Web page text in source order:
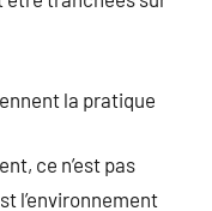
la pratique
ce n’est pas
l’environnement